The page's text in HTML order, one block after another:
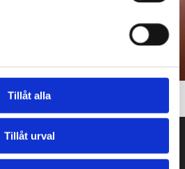
Tillåt alla
Tillåt urval